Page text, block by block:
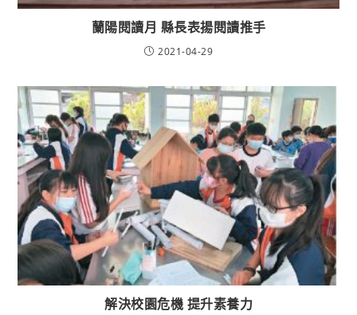
蘭陽閱讀月 縣長表揚閱讀推手
2021-04-29
解決校園危機 提升素養力